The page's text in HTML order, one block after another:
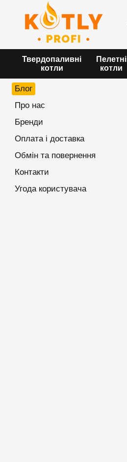
Перейти до основного контенту
Твердопаливні
котли
Пелетні
котли
Блог
Про нас
Бренди
Оплата і доставка
Обмін та повернення
Контакти
Угода користувача